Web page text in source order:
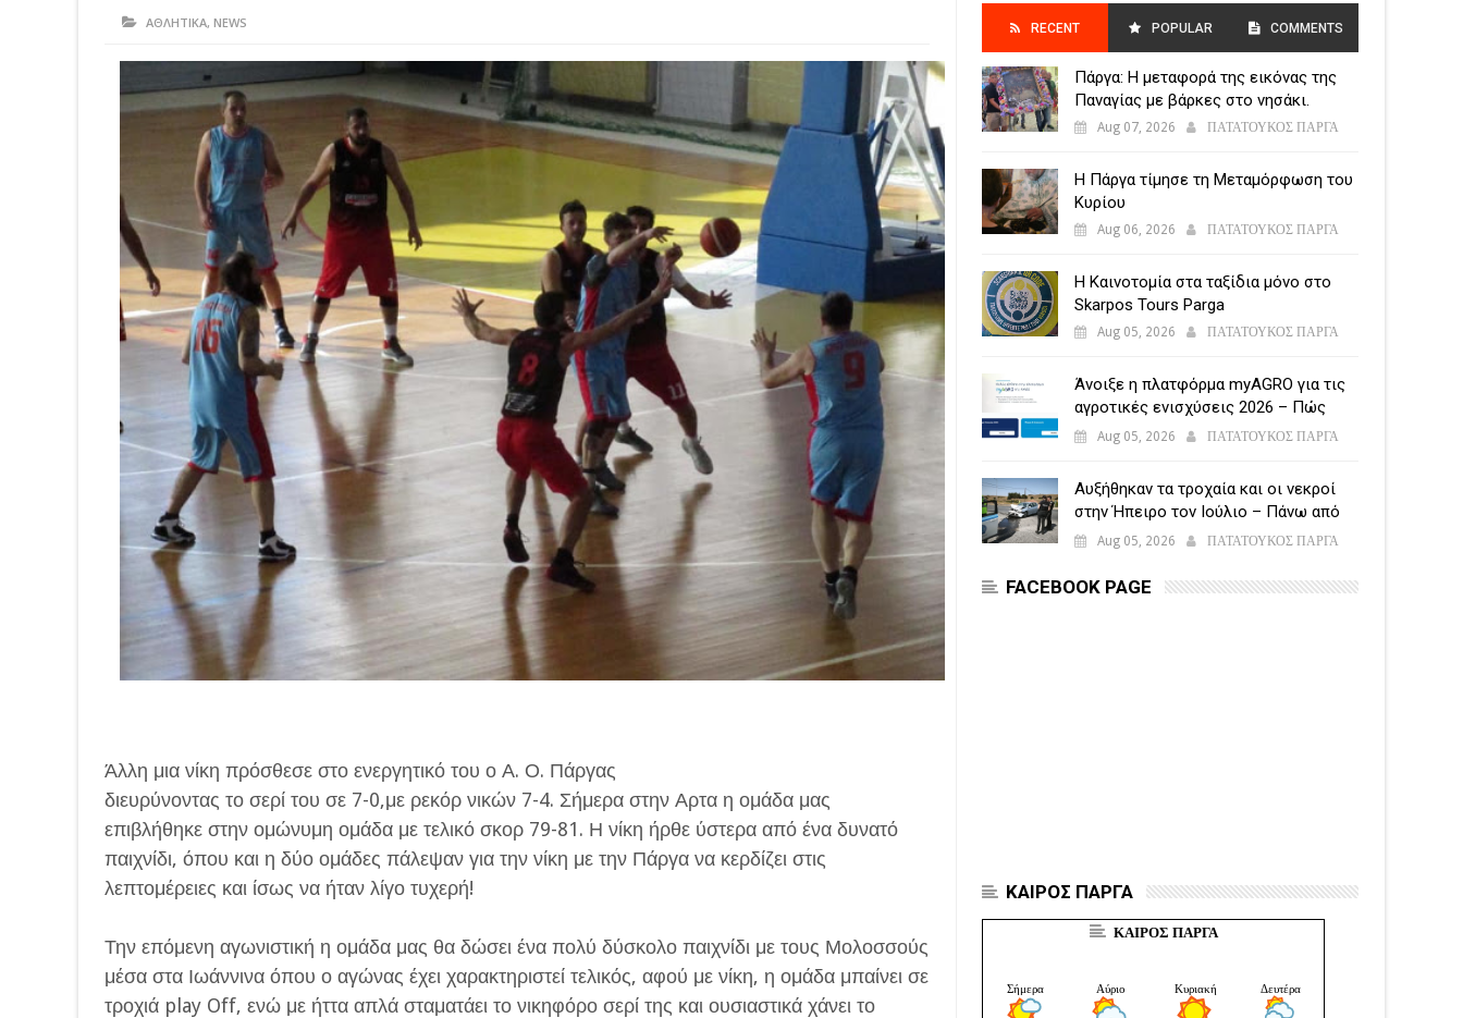
ΑΘΛΗΤΙΚΑ, NEWS
Άλλη μια νίκη πρόσθεσε στο ενεργητικό του ο Α. Ο. Πάργας
διευρύνοντας το σερί του σε 7-0,με ρεκόρ νικών 7-4. Σήμερα στην Αρτα η ομάδα μας
επιβλήθηκε στην ομώνυμη ομάδα με τελικό σκορ 79-81. Η νίκη ήρθε ύστερα από ένα δυνατό
παιχνίδι, όπου και η δύο ομάδες πάλεψαν για την νίκη με την Πάργα να κερδίζει στις
λεπτομέρειες και ίσως να ήταν λίγο τυχερή!
Την επόμενη αγωνιστική η ομάδα μας θα δώσει ένα πολύ δύσκολο παιχνίδι με τους Μολοσσούς
μέσα στα Ιωάννινα όπου ο αγώνας έχει χαρακτηριστεί τελικός, αφού με νίκη, η ομάδα μπαίνει σε
τροχιά play Off, ενώ με ήττα απλά σταματάει το νικηφόρο σερί της και ουσιαστικά χάνει το
RECENT POPULAR
POSTS
COMMENTS
Πάργα: Η μεταφορά της εικόνας της
Παναγίας με βάρκες στο νησάκι.
Aug 07, 2026 ΠΑΤΑΤΟΥΚΟΣ ΠΑΡΓΑ
Η Πάργα τίμησε τη Μεταμόρφωση του
Κυρίου
Aug 06, 2026 ΠΑΤΑΤΟΥΚΟΣ ΠΑΡΓΑ
Η Καινοτομία στα ταξίδια μόνο στο
Skarpos Tours Parga
Aug 05, 2026 ΠΑΤΑΤΟΥΚΟΣ ΠΑΡΓΑ
Άνοιξε η πλατφόρμα myAGRO για τις
αγροτικές ενισχύσεις 2026 – Πώς
υποβάλλεται η Ενιαία Αίτηση
Aug 05, 2026 ΠΑΤΑΤΟΥΚΟΣ ΠΑΡΓΑ
Αυξήθηκαν τα τροχαία και οι νεκροί
στην Ήπειρο τον Ιούλιο – Πάνω από
5.500 παραβάσεις
Aug 05, 2026 ΠΑΤΑΤΟΥΚΟΣ ΠΑΡΓΑ
FACEBOOK PAGE
ΚΑΙΡΟΣ ΠΑΡΓΑ
ΚΑΙΡΟΣ ΠΑΡΓΑ